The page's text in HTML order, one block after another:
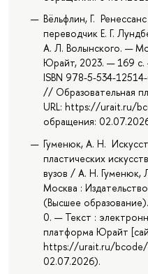
Вёльфлин, Г.
переводчик Е. Г.
А. Л. Волынского. —
Юрайт, 2023. — 169
ISBN 978-5-534-
// Образовательная
URL: https://urait.ru/
обращения:
Гуменюк, А. Н.
пластических
вузов / А. Н. Гуменюк,
Москва :
(Высшее
0. — Текст :
платформа Юрайт
https://urait.ru/bcode/
02.07.2026).